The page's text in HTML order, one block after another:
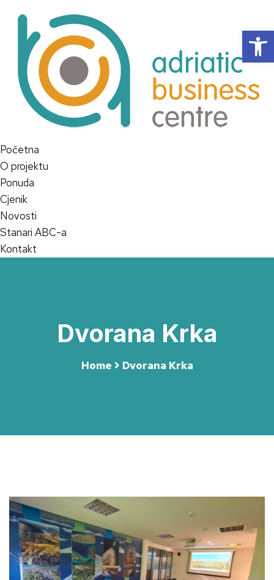
Početna
O projektu
Ponuda
Cjenik
Novosti
Stanari ABC-a
Kontakt
Dvorana Krka
Home Dvorana Krka